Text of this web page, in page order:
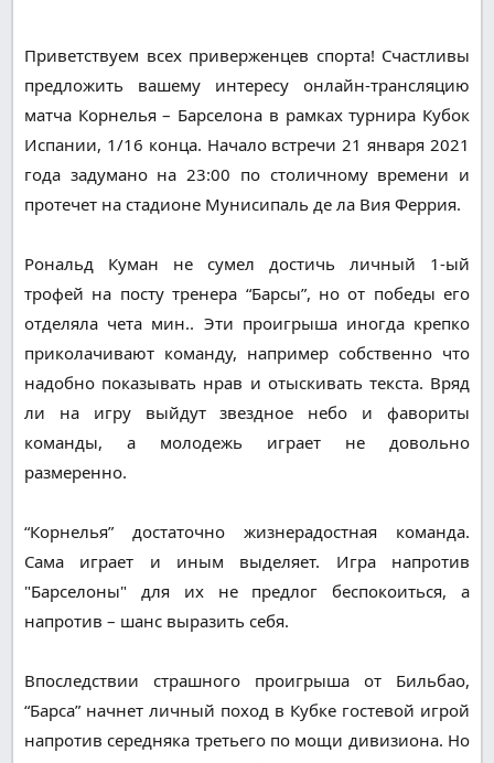
Приветствуем всех приверженцев спорта! Счастливы
предложить вашему интересу онлайн-трансляцию
матча Корнелья – Барселона в рамках турнира Кубок
Испании, 1/16 конца. Начало встречи 21 января 2021
года задумано на 23:00 по столичному времени и
протечет на стадионе Мунисипаль де ла Вия Феррия.
Рональд Куман не сумел достичь личный 1-ый
трофей на посту тренера “Барсы”, но от победы его
отделяла чета мин.. Эти проигрыша иногда крепко
приколачивают команду, например собственно что
надобно показывать нрав и отыскивать текста. Вряд
ли на игру выйдут звездное небо и фавориты
команды, а молодежь играет не довольно
размеренно.
“Корнелья” достаточно жизнерадостная команда.
Сама играет и иным выделяет. Игра напротив
"Барселоны" для их не предлог беспокоиться, а
напротив – шанс выразить себя.
Впоследствии страшного проигрыша от Бильбао,
“Барса” начнет личный поход в Кубке гостевой игрой
напротив середняка третьего по мощи дивизиона. Но